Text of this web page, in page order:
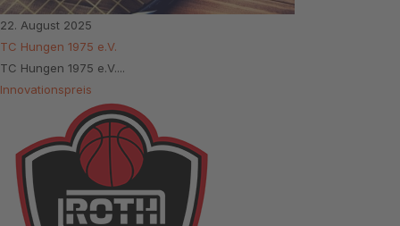
22. August 2025
TC Hungen 1975 e.V.
TC Hungen 1975 e.V....
Innovationspreis